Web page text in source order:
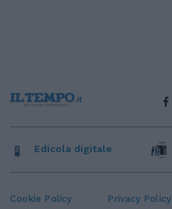
Cookie Policy Privacy Policy
Edicola digitale